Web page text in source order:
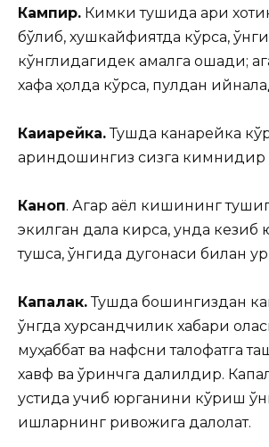
Кампир. Кимки тушида қари
бўлиб, хушкайфиятда кўрса,
кўнглидагидек амалга ошади;
хафа ҳолда кўрса, пулдан
Каиарейка.Тушда канарейка
қариндошингиз сизга кимнидир
Каноп. Агар аёл кишининг
экилган дала кирса, унда кезиб
тушса, ўнгида дугонаси билан
Капалак.Тушда бошингиздан
ўнгда хурсандчилик хабари
муҳаббат ва нафсни талофатга
хавф ва қўрқинчга далилдир.
устида учиб юрганини кўриш
ишларнинг ривожига далолат.